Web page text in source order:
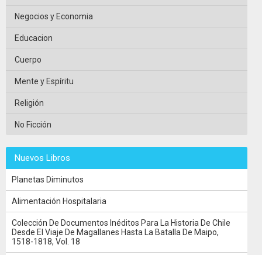
Negocios y Economia
Educacion
Cuerpo
Mente y Espíritu
Religión
No Ficción
Nuevos Libros
Planetas Diminutos
Alimentación Hospitalaria
Colección De Documentos Inéditos Para La Historia De Chile
Desde El Viaje De Magallanes Hasta La Batalla De Maipo,
1518-1818, Vol. 18